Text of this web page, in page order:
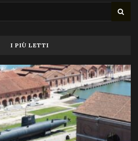
I PIÙ LETTI